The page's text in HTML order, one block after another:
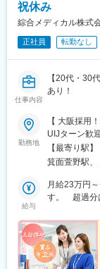
祝休み
綜合メディカル株式
正社員 転勤なし
仕事内容
【20代・30
あり！
勤務地
【 大阪採用
UIJターン歓
35（駐車場
徒歩20分北
【最寄り駅】
箕面萱野駅
給与
月給23万円
す。 超過分